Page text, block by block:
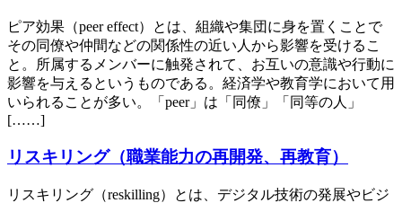
ピア効果（peer effect）とは、組織や集団に身を置くことで
その同僚や仲間などの関係性の近い人から影響を受けるこ
と。所属するメンバーに触発されて、お互いの意識や行動に
影響を与えるというものである。経済学や教育学において用
いられることが多い。「peer」は「同僚」「同等の人」
[……]
リスキリング（職業能力の再開発、再教育）
リスキリング（reskilling）とは、デジタル技術の発展やビジ